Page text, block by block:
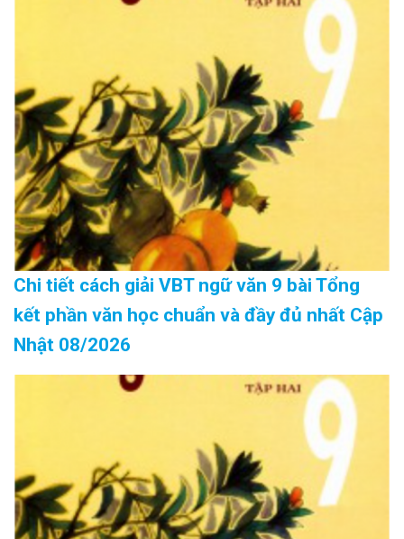
Chi tiết cách giải VBT ngữ văn 9 bài Tổng
kết phần văn học chuẩn và đầy đủ nhất Cập
Nhật 08/2026